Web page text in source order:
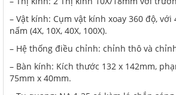
– Vật kính: Cụm vật kính xoay 360 độ,
nấm (4X, 10X, 40X, 100X).
– Hệ thống điều chỉnh: chỉnh thô và
– Bàn kính: Kích thước 132 x 142mm,
75mm x 40mm.